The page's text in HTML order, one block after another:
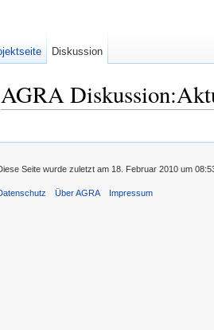
AGRA
Diskussion
Seite wurde zuletzt am 18. Februar 2010 um
Über AGRA Impressum